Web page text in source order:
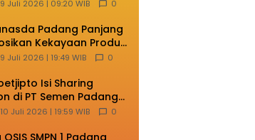
Ruang
Juli 2026 | 09:20 WIB 0
Padang Panjang
Kekayaan Produk
Ajang Nasional
Juli 2026 | 19:49 WIB 0
Isi Sharing
di PT Semen Padang;
Dituntut Lakukan
Juli 2026 | 19:59 WIB 0
SMPN 1 Padang